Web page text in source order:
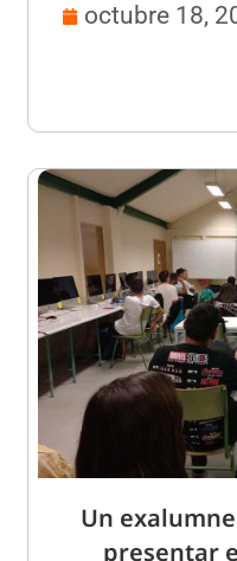
octubre 18,
Un
presentar